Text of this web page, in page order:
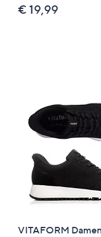
€ 19,99
VITAFORM